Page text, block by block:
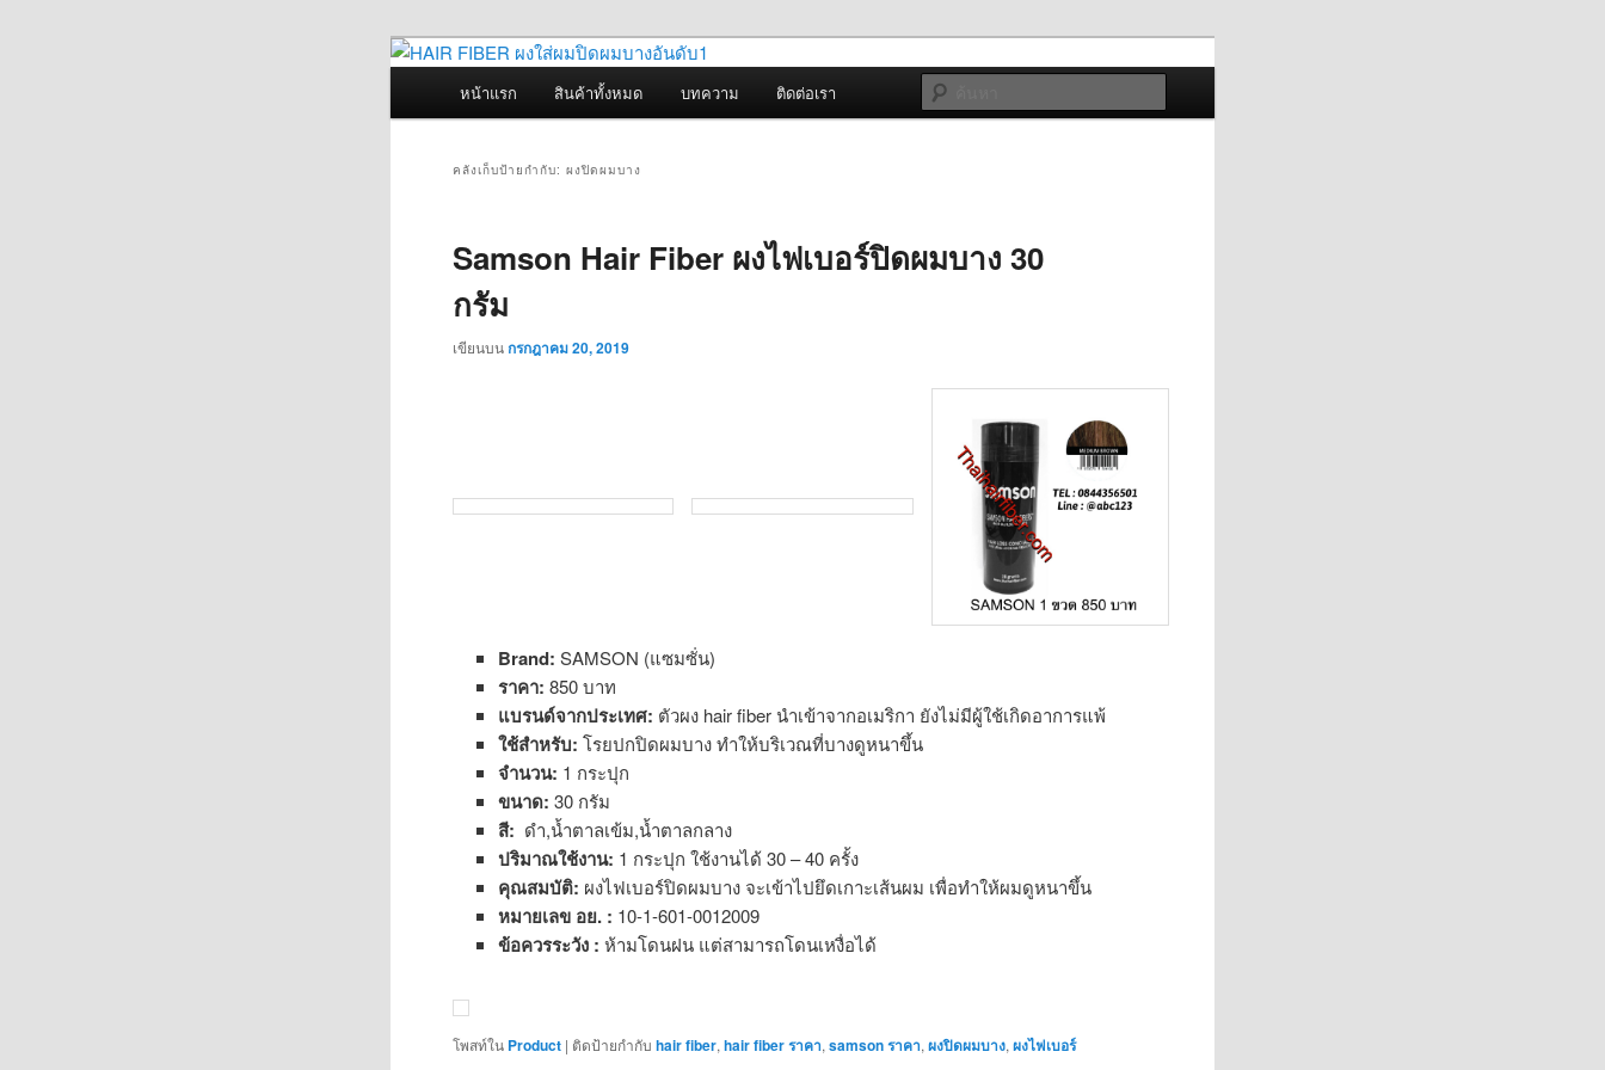
HAIR FIBER ผงใส่ผมปิดผม
บางอันดับ1
Hair Fiber อันดับ 1 ลูกค้ามากกว่า 5ล้านคนสั่งสินค้าเรา ขาย
ปลีกส่ง SAMSON HAIR FIBER, CABOKI, DEXE เพิ่มผมหนา
ปิดรอยแสก มีอย. สูตรใหม่ผงละเอียดเกาะเส้นผมดี
หน้าแรก สินค้าทั้งหมด บทความ ติดต่อเรา
คลังเก็บป้ายกำกับ:ผงปิดผมบาง
Samson Hair Fiber ผงไฟเบอร์ปิดผมบาง 30
กรัม
เขียนบนกรกฎาคม 20, 2019
Brand: SAMSON (แซมซั่น)
ราคา: 850 บาท
แบรนด์จากประเทศ: ตัวผง hair fiber นำเข้าจากอเมริกา ยังไม่มีผู้ใช้เกิดอาการแพ้
ใช้สำหรับ: โรยปกปิดผมบาง ทำให้บริเวณที่บางดูหนาขึ้น
จำนวน: 1 กระปุก
ขนาด: 30 กรัม
สี: ดำ,น้ำตาลเข้ม,น้ำตาลกลาง
ปริมาณใช้งาน: 1 กระปุก ใช้งานได้ 30 – 40 ครั้ง
คุณสมบัติ: ผงไฟเบอร์ปิดผมบาง จะเข้าไปยึดเกาะเส้นผม เพื่อทำให้ผมดูหนาขึ้น
หมายเลข อย. : 10-1-601-0012009
ข้อควรระวัง : ห้ามโดนฝน แต่สามารถโดนเหงื่อได้
โพสท์ใน Product | ติดป้ายกำกับ hair fiber,hair fiber ราคา,samson ราคา,ผงปิดผมบาง,ผงไฟเบอร์